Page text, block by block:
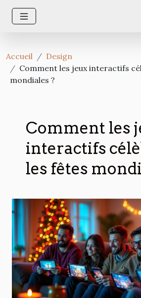
Accueil
Design
Comment les jeux interactifs
mondiales ?
Comment les
interactifs
les fêtes